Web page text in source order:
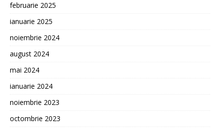
februarie 2025
ianuarie 2025
noiembrie 2024
august 2024
mai 2024
ianuarie 2024
noiembrie 2023
octombrie 2023